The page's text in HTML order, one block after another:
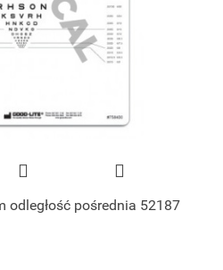
odległość pośrednia 52187